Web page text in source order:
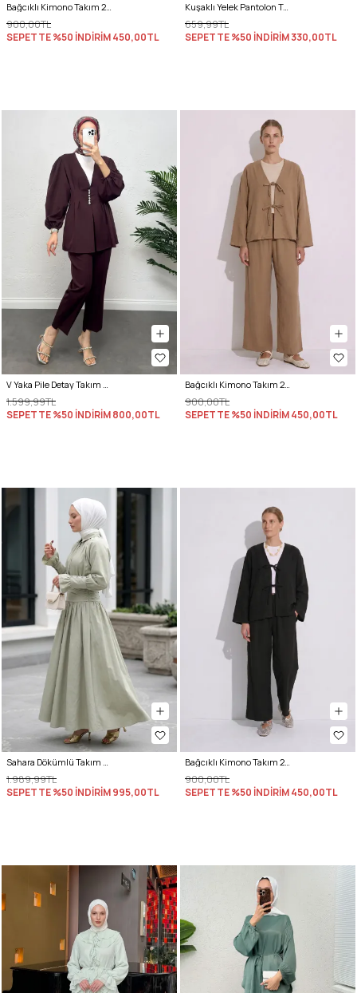
Bağcıklı Kimono Takım 26610 - YAĞ YEŞİLİ
900,00TL
SEPETTE %50 İNDİRİM450,00TL
Kuşaklı Yelek Pantolon Takım 2243 - TAŞ RENGİ
659,99TL
SEPETTE %50 İNDİRİM330,00TL
V Yaka Pile Detay Takım 0077 - BORDO
1.599,99TL
SEPETTE %50 İNDİRİM800,00TL
Bağcıklı Kimono Takım 26610 - BİSKÜVİ
900,00TL
SEPETTE %50 İNDİRİM450,00TL
Sahara Dökümlü Takım 3008 - SU YEŞİLİ
1.989,99TL
SEPETTE %50 İNDİRİM995,00TL
Bağcıklı Kimono Takım 26610 - SİYAH
900,00TL
SEPETTE %50 İNDİRİM450,00TL